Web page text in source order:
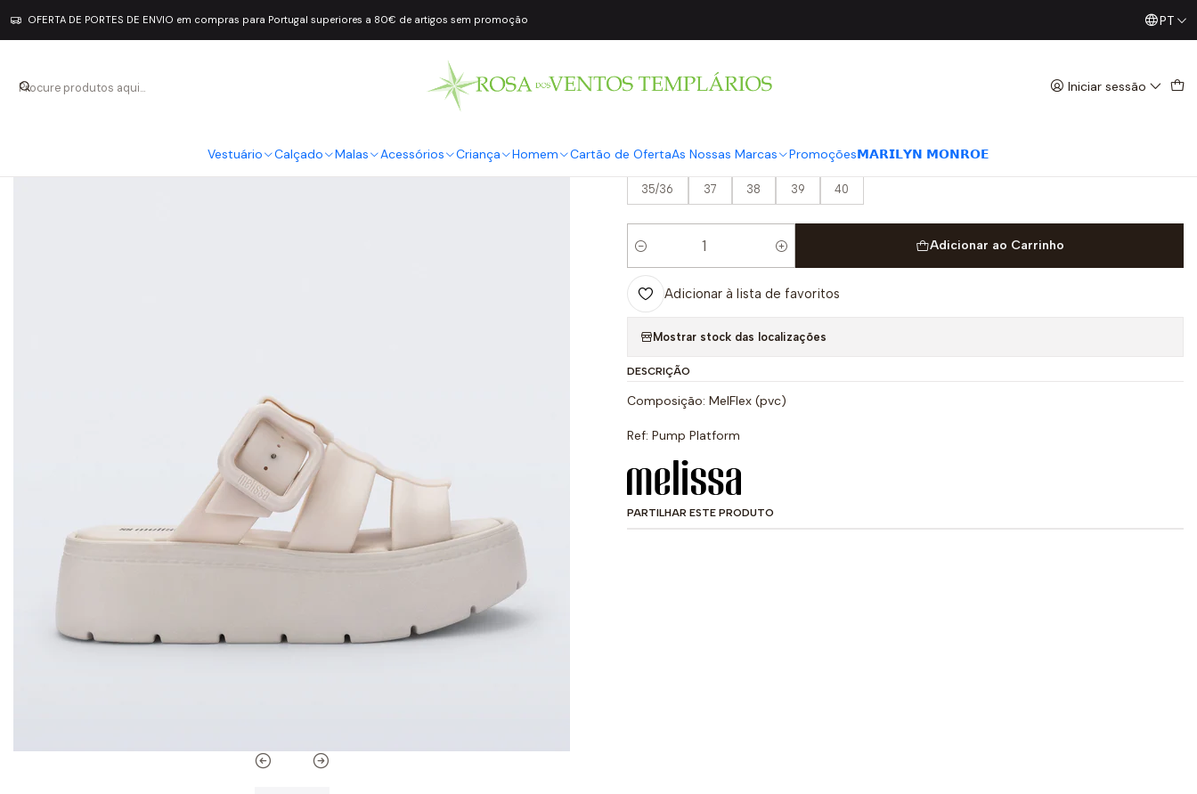
Iniciar sessão
Vestuário Calçado Malas Acessórios Criança Homem Cartão de OfertaAs Nossas Marcas Promoções𝗠𝗔𝗥𝗜𝗟𝗬𝗡 𝗠𝗢𝗡𝗥𝗢𝗘
OFERTA DE PORTES DE ENVIO em compras para Portugal superiores a 80€ de artigos sem promoção Já conhece os nossos Diretos? Todas as Segundas /PT
|
Melissa
Bege
35/36 37 38 39 40
Quantidade
Adicionar ao Carrinho
Adicionar à lista de favoritos
Mostrar stock das localizações
DESCRIÇÃO
Composição: MelFlex (pvc)
Ref: Pump Platform
PARTILHAR ESTE PRODUTO